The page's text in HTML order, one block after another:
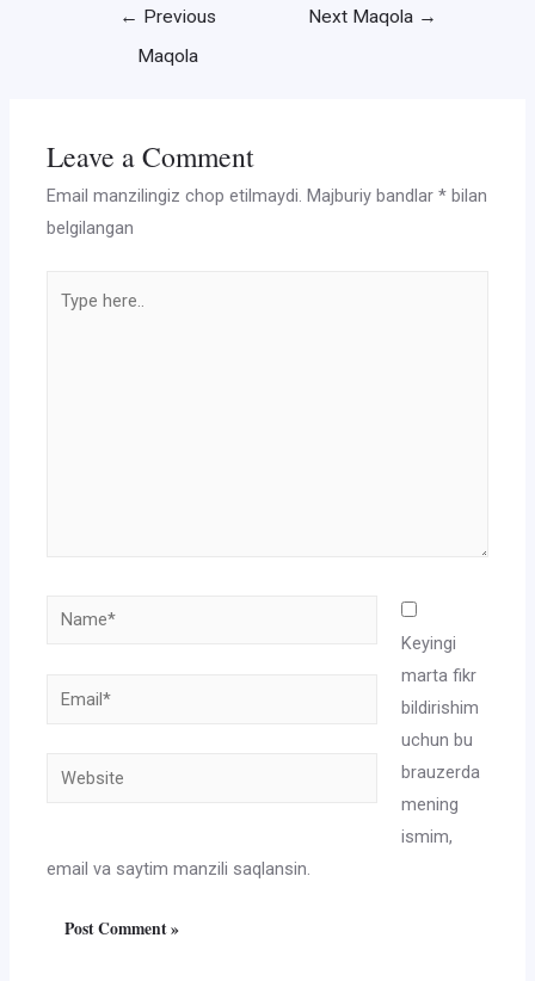
← Previous
Maqola
Next Maqola →
Leave a Comment
Email manzilingiz chop etilmaydi. Majburiy bandlar* bilan
belgilangan
here..
Name*
Email*
Website
Keyingi
marta fikr
bildirishim
uchun bu
brauzerda
mening
ismim,
email va saytim manzili saqlansin.